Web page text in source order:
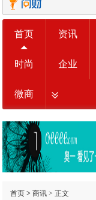
首页 资讯
时尚 企业
微商
首页> 商讯> 正文